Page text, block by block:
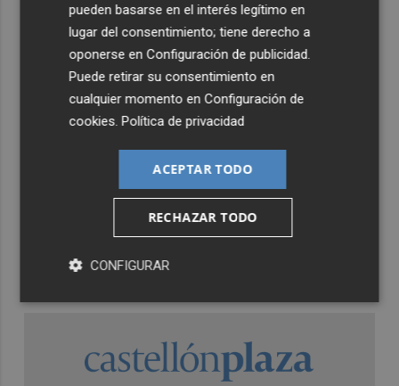
pueden basarse en el interés legítimo en
lugar del consentimiento; tiene derecho a
oponerse enConfiguración de publicidad
Puede retirar su consentimiento en
cualquier momento enConfiguración de
cookies .Política de privacidad
ACEPTAR TODO
RECHAZAR TODO
CONFIGURAR